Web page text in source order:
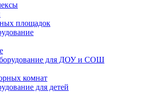
площадок
для ДОУ и СОШ
комнат
для детей